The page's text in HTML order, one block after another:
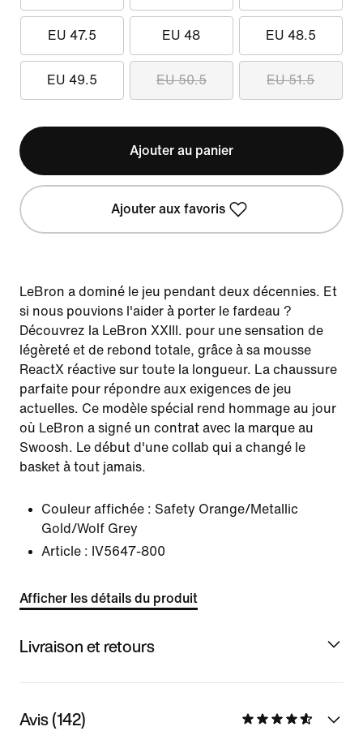
EU 47.5 EU 48 EU 48.5
EU 49.5 EU 50.5 EU 51.5
Ajouter au panier
Ajouter aux favoris
LeBron a dominé le jeu pendant deux décennies. Et
si nous pouvions l'aider à porter le fardeau ?
Découvrez la LeBron XXIII. pour une sensation de
légèreté et de rebond totale, grâce à sa mousse
ReactX réactive sur toute la longueur. La chaussure
parfaite pour répondre aux exigences de jeu
actuelles. Ce modèle spécial rend hommage au jour
où LeBron a signé un contrat avec la marque au
Swoosh. Le début d'une collab qui a changé le
basket à tout jamais.
Couleur affichée : Safety Orange/Metallic
Gold/Wolf Grey
Article : IV5647-800
Afficher les détails du produit
Livraison et retours
Avis (142)